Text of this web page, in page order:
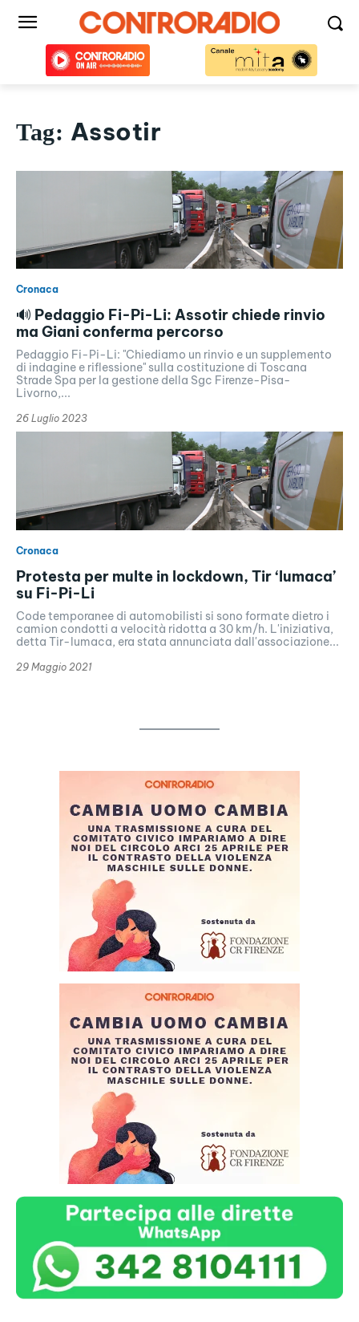
Tag: Assotir
Cronaca
🔊 Pedaggio Fi-Pi-Li: Assotir chiede rinvio
ma Giani conferma percorso
Pedaggio Fi-Pi-Li: "Chiediamo un rinvio e un supplemento
di indagine e riflessione" sulla costituzione di Toscana
Strade Spa per la gestione della Sgc Firenze-Pisa-
Livorno,...
26 Luglio 2023
Cronaca
Protesta per multe in lockdown, Tir ‘lumaca’
su Fi-Pi-Li
Code temporanee di automobilisti si sono formate dietro i
camion condotti a velocità ridotta a 30 km/h. L'iniziativa,
detta Tir-lumaca, era stata annunciata dall'associazione...
29 Maggio 2021